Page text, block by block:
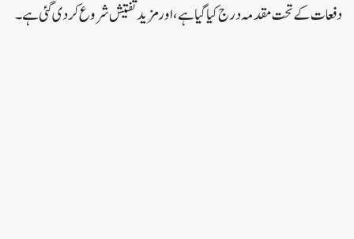
دفعات کے تحت مقدمہ درج کیا گیا ہے، اور مزید تفتیش شروع کر دی گئی ہے۔